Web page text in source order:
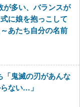
が多い、バランスが
に娘を抱っこして
あたち自分の名前
「鬼滅の刃があんな
ない…」